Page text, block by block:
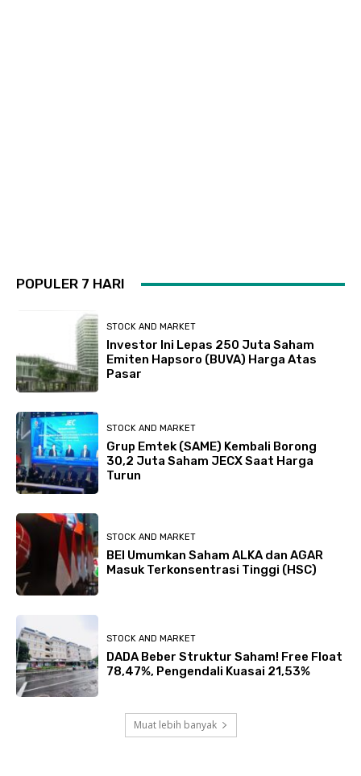
POPULER 7 HARI
STOCK AND MARKET
Investor Ini Lepas 250 Juta Saham
Emiten Hapsoro (BUVA) Harga Atas
Pasar
STOCK AND MARKET
Grup Emtek (SAME) Kembali Borong
30,2 Juta Saham JECX Saat Harga
Turun
STOCK AND MARKET
BEI Umumkan Saham ALKA dan AGAR
Masuk Terkonsentrasi Tinggi (HSC)
STOCK AND MARKET
DADA Beber Struktur Saham! Free Float
78,47%, Pengendali Kuasai 21,53%
Muat lebih banyak